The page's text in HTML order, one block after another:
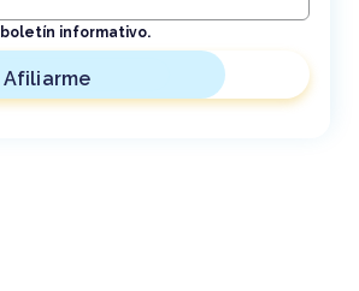
boletín informativo.